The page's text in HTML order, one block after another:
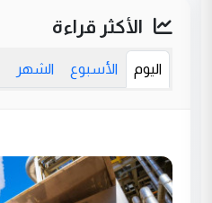
الأكثر قراءة
اليوم الأسبوع الشهر